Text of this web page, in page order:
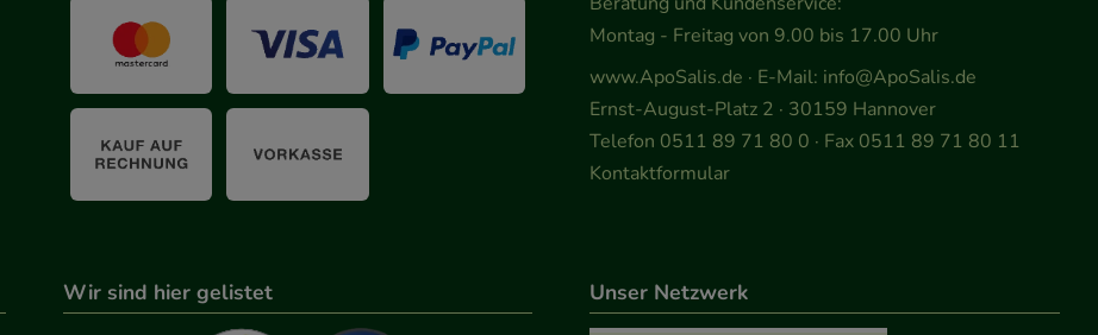
Montag - Freitag von 9.00 bis 17.00 Uhr
www.ApoSalis.de · E-Mail: info@ApoSalis.de
Ernst-August-Platz 2 · 30159 Hannover
Telefon 0511 89 71 80 0 · Fax 0511 89 71 80 11
Kontaktformular
Wir sind hier gelistet Unser Netzwerk